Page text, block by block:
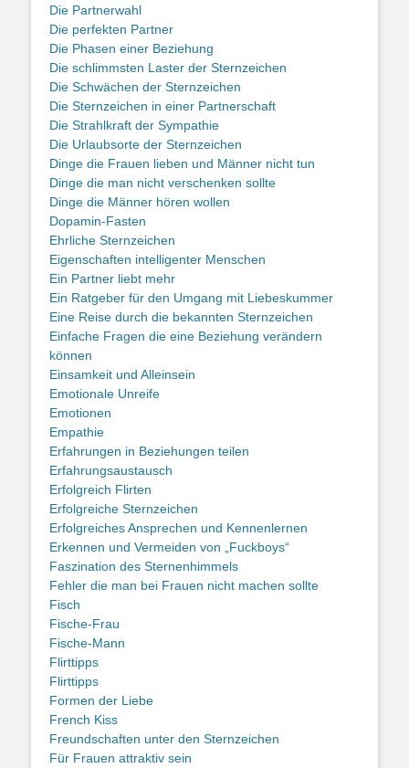
Die Partnerwahl
Die perfekten Partner
Die Phasen einer Beziehung
Die schlimmsten Laster der Sternzeichen
Die Schwächen der Sternzeichen
Die Sternzeichen in einer Partnerschaft
Die Strahlkraft der Sympathie
Die Urlaubsorte der Sternzeichen
Dinge die Frauen lieben und Männer nicht tun
Dinge die man nicht verschenken sollte
Dinge die Männer hören wollen
Dopamin-Fasten
Ehrliche Sternzeichen
Eigenschaften intelligenter Menschen
Ein Partner liebt mehr
Ein Ratgeber für den Umgang mit Liebeskummer
Eine Reise durch die bekannten Sternzeichen
Einfache Fragen die eine Beziehung verändern
können
Einsamkeit und Alleinsein
Emotionale Unreife
Emotionen
Empathie
Erfahrungen in Beziehungen teilen
Erfahrungsaustausch
Erfolgreich Flirten
Erfolgreiche Sternzeichen
Erfolgreiches Ansprechen und Kennenlernen
Erkennen und Vermeiden von „Fuckboys“
Faszination des Sternenhimmels
Fehler die man bei Frauen nicht machen sollte
Fisch
Fische-Frau
Fische-Mann
Flirttipps
Flirttipps
Formen der Liebe
French Kiss
Freundschaften unter den Sternzeichen
Für Frauen attraktiv sein